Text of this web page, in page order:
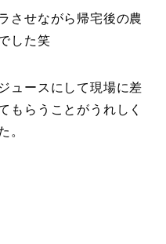
させながら帰宅後の農
した笑
ュースにして現場に差
もらうことがうれしく
。